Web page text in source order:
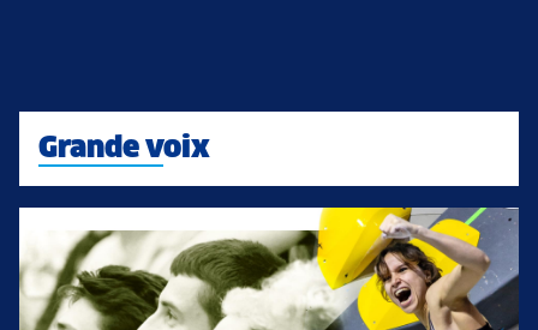
Grande voix